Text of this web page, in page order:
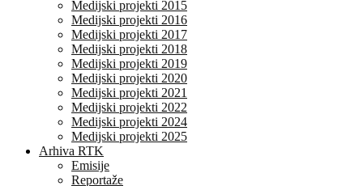
Medijski projekti 2015
Medijski projekti 2016
Medijski projekti 2017
Medijski projekti 2018
Medijski projekti 2019
Medijski projekti 2020
Medijski projekti 2021
Medijski projekti 2022
Medijski projekti 2024
Medijski projekti 2025
Arhiva RTK
Emisije
Reportaže